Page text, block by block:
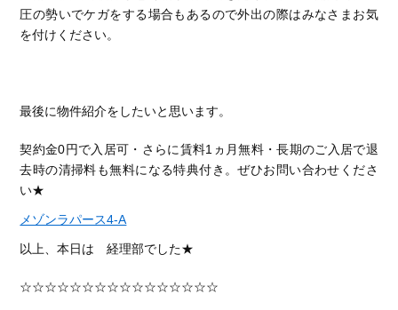
圧の勢いでケガをする場合もあるので外出の際はみなさまお気
を付けください。
最後に物件紹介をしたいと思います。
契約金0円で入居可・さらに賃料1ヵ月無料・長期のご入居で退
去時の清掃料も無料になる特典付き。ぜひお問い合わせくださ
い★
メゾンラパース4-A
以上、本日は 経理部でした★
☆☆☆☆☆☆☆☆☆☆☆☆☆☆☆☆